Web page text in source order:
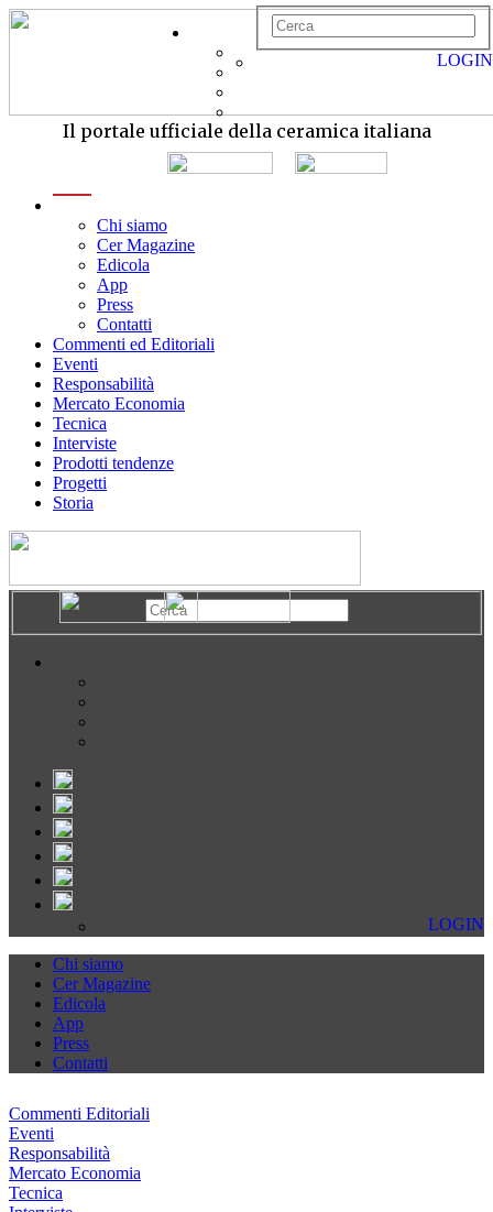
Il portale ufficiale della ceramica italiana
Chi siamo
Cer Magazine
Edicola
App
Press
Contatti
Commenti ed Editoriali
Eventi
Responsabilità
Mercato Economia
Tecnica
Interviste
Prodotti tendenze
Progetti
Storia
LOGIN
LOGIN
Chi siamo
Cer Magazine
Edicola
App
Press
Contatti
Commenti Editoriali
Eventi
Responsabilità
Mercato Economia
Tecnica